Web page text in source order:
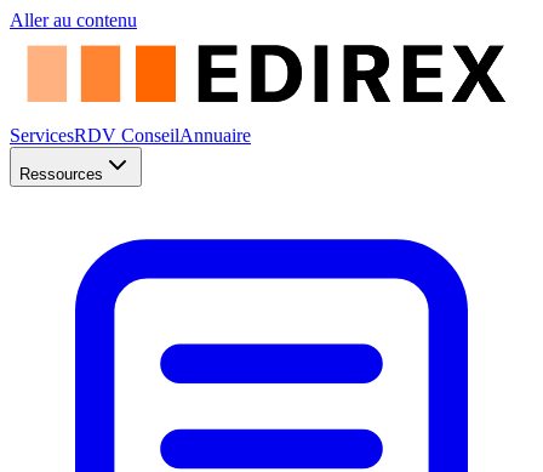
Aller au contenu
ServicesRDV ConseilAnnuaire
Ressources